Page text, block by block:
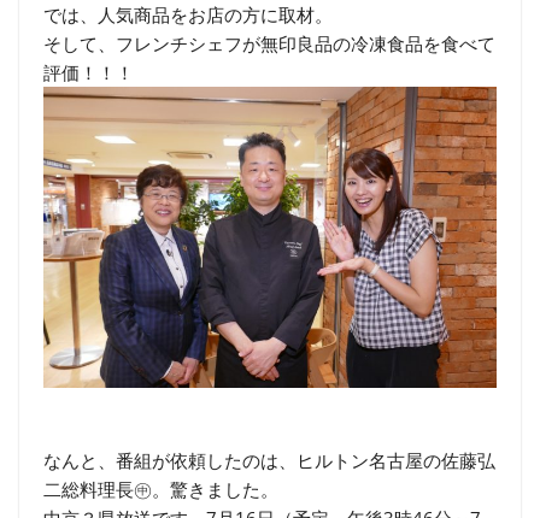
では、人気商品をお店の方に取材。
そして、フレンチシェフが無印良品の冷凍食品を食べて
評価！！！
なんと、番組が依頼したのは、ヒルトン名古屋の佐藤弘
二総料理長㊥。驚きました。